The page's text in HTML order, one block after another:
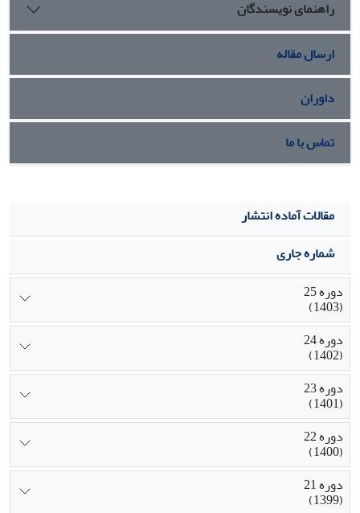
راهنمای نویسندگان
ارسال مقاله
داوران
تماس با ما
مقالات آماده انتشار
شماره جاری
دوره 25
(1403)
دوره 24
(1402)
دوره 23
(1401)
دوره 22
(1400)
دوره 21
(1399)